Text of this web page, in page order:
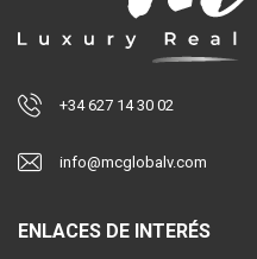
+34 627 14 30 02
info@mcglobalv.com
ENLACES DE INTERÉS